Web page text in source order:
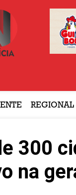
REGIONAL
300
na